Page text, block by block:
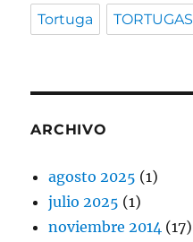
Tortuga TORTUGAS
ARCHIVO
agosto 2025 (1)
julio 2025 (1)
noviembre 2014 (17)